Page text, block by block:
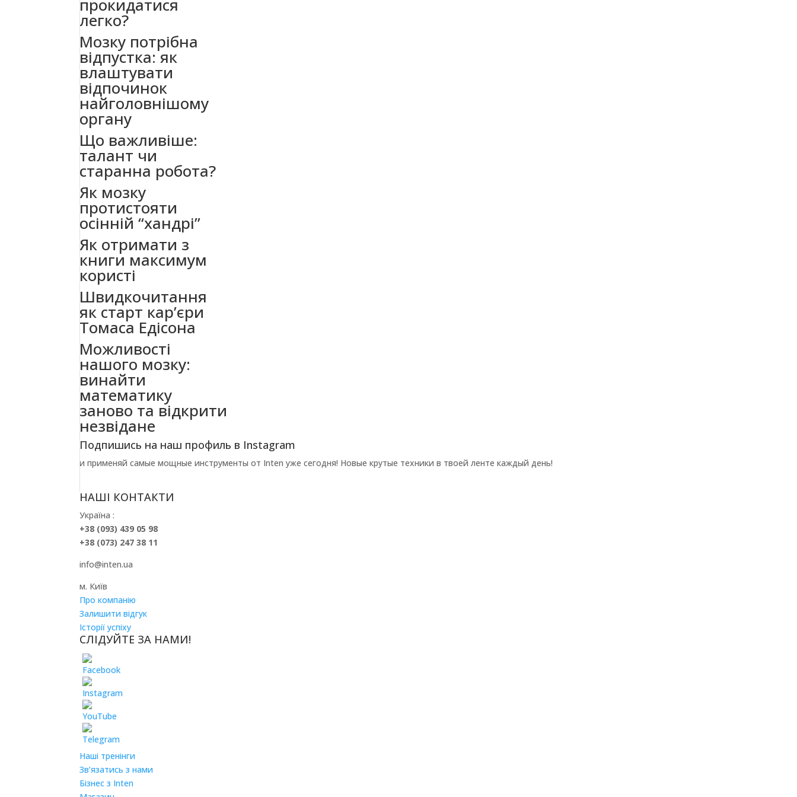
прокидатися
легко?
Мозку потрібна
відпустка: як
влаштувати
відпочинок
найголовнішому
органу
Що важливіше:
талант чи
старанна робота?
Як мозку
протистояти
осінній “хандрі”
Як отримати з
книги максимум
користі
Швидкочитання
як старт кар’єри
Томаса Едісона
Можливості
нашого мозку:
винайти
математику
заново та відкрити
незвідане
Подпишись на наш профиль в Instagram
и применяй самые мощные инструменты от Inten уже сегодня! Новые крутые техники в твоей ленте каждый день!
НАШІ КОНТАКТИ
Україна :
+38 (093) 439 05 98
+38 (073) 247 38 11
info@inten.ua
м. Київ
Про компанію
Залишити відгук
Історії успіху
СЛІДУЙТЕ ЗА НАМИ!
Наші тренінги
Зв’язатись з нами
Бізнес з Inten